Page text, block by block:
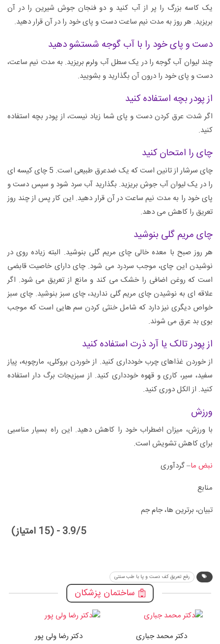
یک کاسه بزرگ را پر از آب کنید و دو فنجان جوش شیرین را در آن
بریزید. هر روز به مدت نیم ساعت دست و پای خود را در آن قرار دهید.
دست و پای خود را با آب گوجه شستشو دهید
چند لیوان آب گوجه را در یک سطل آب ولرم بریزید. به مدت نیم ساعت،
دست و پای خود را درون آن بگذارید و بشویید.
از پودر بچه استفاده کنید
اگر شدت عرق کردن دست و پای شما زیاد نیست، از پودر بچه استفاده
کنید.
چای را امتحان کنید
چای سرشار از تانین است که یک ضدعرق طبیعی است. 5 چای کیسه ای
را در یک لیوان آب جوش بریزید. بگذارید آب سرد شود و سپس دست و
پای خود را به مدت نیم ساعت در آن قرار دهید. این کار پس از چند روز
تعریق را کاهش می دهد.
چای مریم گلی بنوشید
هر روز صبح با معده خالی چای مریم گلی بنوشید. البته زیاده روی در
نوشیدن این چای، موجب سردرد می شود. چای دارای خاصیت قابضی
است که روغن اضافی را خشک می کند و مانع از تعریق می شود. اگر
علاقه ای به نوشیدن چای مریم گلی ندارید، چای سبز بنوشید. چای سبز
خواص دیگری نیز دارد که شامل خنثی کردن سم هایی است که موجب
بوی بد عرق می شوند.
از پودر تالک یا آرد ذرت استفاده کنید
از خوردن غذاهای چرب خودداری کنید. از خوردن بروکلی، مارچوبه، پیاز
سفید، سیر، کاری و قهوه خودداری کنید. از سبزیجات برگ دار استفاده
کنید. از الکل دوری کنید.
ورزش
با ورزش، میزان اضطراب خود را کاهش دهید. این راه بسیار مناسبی
برای کاهش تشویش است.
نبض ما– گردآوری
منابع
تبیان، برترین ها، جام جم
3.9/5 - (15 امتیاز)
رفع تعریق کف دست و پا با طب سنتی
ساختمان پزشکان
دکتر محمد جباری دکتر رضا ولی پور